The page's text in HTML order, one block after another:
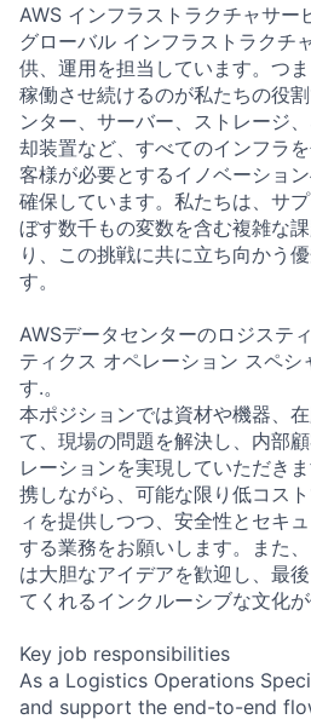
AWS インフラストラクチャサー
グローバル インフラストラクチ
供、運用を担当しています。つ
稼働させ続けるのが私たちの役
ンター、サーバー、ストレージ
却装置など、すべてのインフラ
客様が必要とするイノベーショ
確保しています。私たちは、サ
ぼす数千もの変数を含む複雑な
り、この挑戦に共に立ち向かう
す。
AWSデータセンターのロジステ
ティクス オペレーション スペシ
す.。
本ポジションでは資材や機器、
て、現場の問題を解決し、内部
レーションを実現していただき
携しながら、可能な限り低コス
ィを提供しつつ、安全性とセキ
する業務をお願いします。また
は大胆なアイデアを歓迎し、最
てくれるインクルーシブな文化が
Key job responsibilities
As a Logistics Operations
and support the end-to-end